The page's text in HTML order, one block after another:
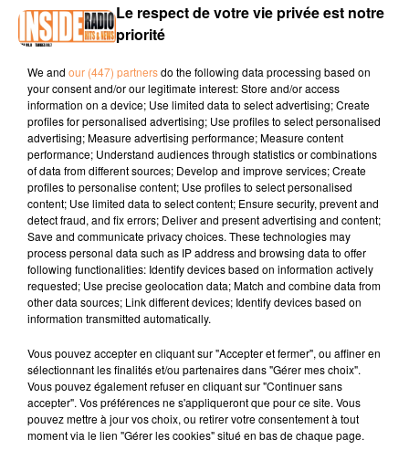
18 mars 2024 - 3 min 7 sec
INTERVIEW AU MARCHÉ DE JURANÇON POUR LE CONCOURS
"VOTRE PLUS BEAU MARCHÉ 2024" SUR RADIO INSIDE
Vote régionaux :votre plus beau marché 2024
TITRES DIFFUSÉS
7h25
7h25 7h22
7h22 7h17
7h17
Le respect de votre vie privée est notre
priorité
We and our (447) partnersdo the following data processing based on
your consent and/or our legitimate interest: Store and/or access
information on a device; Use limited data to select advertising; Create
profiles for personalised advertising; Use profiles to select personalised
advertising; Measure advertising performance; Measure content
performance; Understand audiences through statistics or combinations
of data from different sources; Develop and improve services; Create
profiles to personalise content; Use profiles to select personalised
content; Use limited data to select content; Ensure security, prevent and
detect fraud, and fix errors; Deliver and present advertising and content;
Save and communicate privacy choices. These technologies may
process personal data such as IP address and browsing data to offer
following functionalities: Identify devices based on information actively
requested; Use precise geolocation data; Match and combine data from
other data sources; Link different devices; Identify devices based on
information transmitted automatically.
Vous pouvez accepter en cliquant sur "Accepter et fermer", ou affiner en
sélectionnant les finalités et/ou partenaires dans "Gérer mes choix".
Vous pouvez également refuser en cliquant sur "Continuer sans
accepter". Vos préférences ne s'appliqueront que pour ce site. Vous
pouvez mettre à jour vos choix, ou retirer votre consentement à tout
moment via le lien "Gérer les cookies" situé en bas de chaque page.